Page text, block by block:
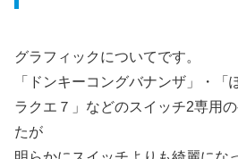
グラフィックについてです。
「ドンキーコングバナンザ」・「
ラクエ７」などのスイッチ2専用
たが